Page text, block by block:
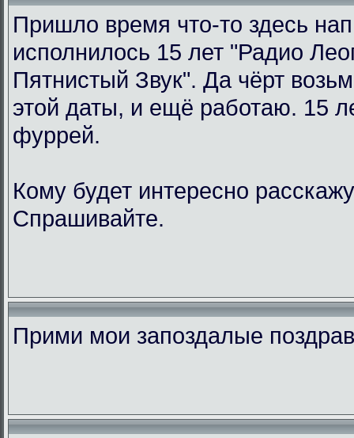
Пришло время что-то здесь
исполнилось 15 лет "Радио
Пятнистый Звук". Да чёрт
этой даты, и ещё работаю. 15
фуррей.
Кому будет интересно
Спрашивайте.
Прими мои запоздалые